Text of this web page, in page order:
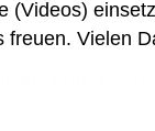
n ohne
Hard
(Videos)
freuen. Vielen